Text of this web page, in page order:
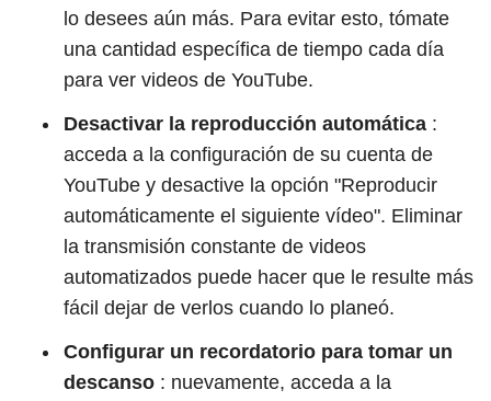
lo desees aún más. Para evitar esto, tómate
una cantidad específica de tiempo cada día
para ver videos de YouTube.
Desactivar la reproducción automática :
acceda a la configuración de su cuenta de
YouTube y desactive la opción "Reproducir
automáticamente el siguiente vídeo". Eliminar
la transmisión constante de videos
automatizados puede hacer que le resulte más
fácil dejar de verlos cuando lo planeó.
Configurar un recordatorio para tomar un
descanso : nuevamente, acceda a la